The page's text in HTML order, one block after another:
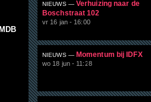
NIEUWS — Verhuizing naar de
Boschstraat 102
vr 16 jan - 16:00
NIEUWS — Momentum bij IDFX
wo 18 jun - 11:28